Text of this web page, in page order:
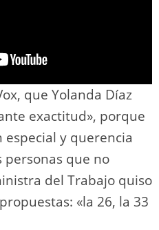
que Yolanda Díaz
exactitud», porque
y querencia
que no
del Trabajo quiso
«la 26, la 33